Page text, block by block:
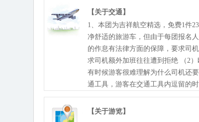
【关于交通】
1、本团为吉祥航空精选，免费1件
净舒适的旅游车，但由于每团报名
的作息有法律方面的保障，要求司
求司机额外加班往往遭到拒绝 （2
有时候游客很难理解为什么司机还
通工具，游客在交通工具内逗留的
【关于游览】